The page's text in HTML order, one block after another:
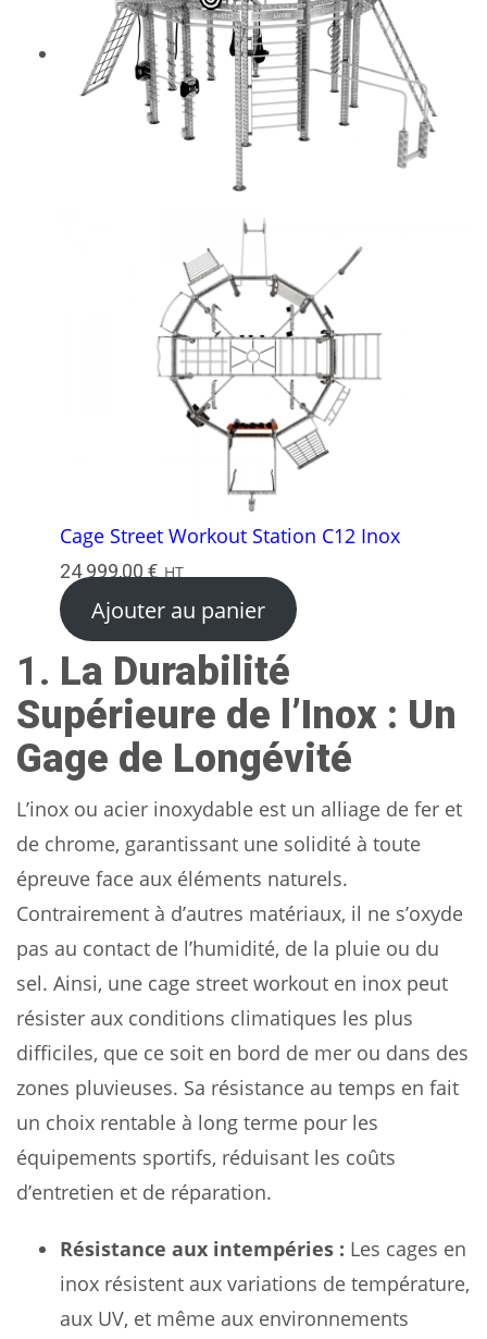
Cage Street Workout Station C12 Inox
24 999,00€ HT
Ajouter au panier
1. La Durabilité
Supérieure de l’Inox : Un
Gage de Longévité
L’inox ou acier inoxydable est un alliage de fer et
de chrome, garantissant une solidité à toute
épreuve face aux éléments naturels.
Contrairement à d’autres matériaux, il ne s’oxyde
pas au contact de l’humidité, de la pluie ou du
sel. Ainsi, une cage street workout en inox peut
résister aux conditions climatiques les plus
difficiles, que ce soit en bord de mer ou dans des
zones pluvieuses. Sa résistance au temps en fait
un choix rentable à long terme pour les
équipements sportifs, réduisant les coûts
d’entretien et de réparation.
Résistance aux intempéries : Les cages en
inox résistent aux variations de température,
aux UV, et même aux environnements